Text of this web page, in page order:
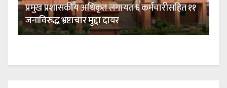
प्रमुख प्रशासकीय अधिकृत लगायत ६ कर्मचारीसहित ११
जनाविरुद्ध भ्रष्टाचार मुद्दा दायर